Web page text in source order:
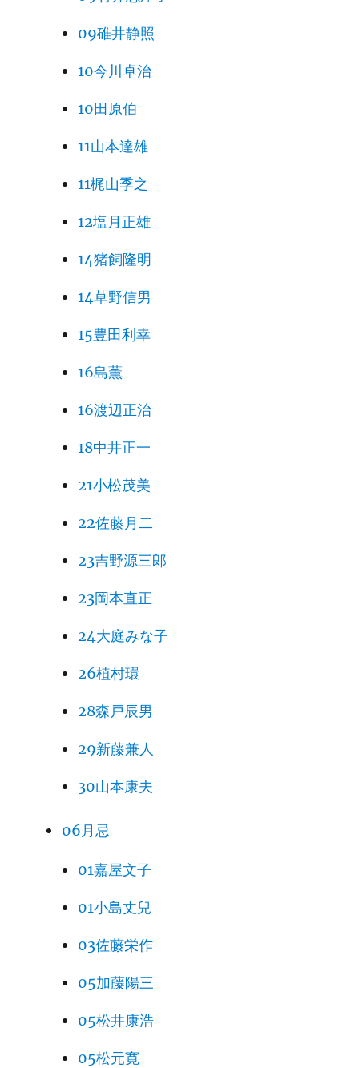
09碓井静照
10今川卓治
10田原伯
11山本達雄
11梶山季之
12塩月正雄
14猪飼隆明
14草野信男
15豊田利幸
16島薫
16渡辺正治
18中井正一
21小松茂美
22佐藤月二
23吉野源三郎
23岡本直正
24大庭みな子
26植村環
28森戸辰男
29新藤兼人
30山本康夫
06月忌
01嘉屋文子
01小島丈兒
03佐藤栄作
05加藤陽三
05松井康浩
05松元寛